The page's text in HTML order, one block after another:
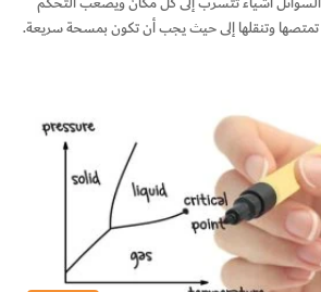
تمتصها وتنقلها إلى حيث يجب أن تكون بمسحة سريعة.